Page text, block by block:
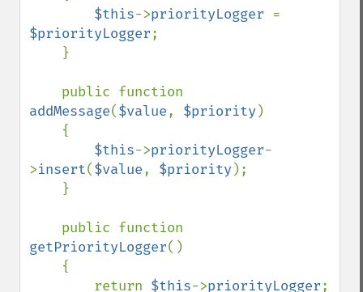
$this->priorityLogger
$priorityLogger;
addMessage($value, $priority )
$this->priorityLogger-
>insert($value, $priority );
getPriorityLogger()
        return
$this->priorityLogger;